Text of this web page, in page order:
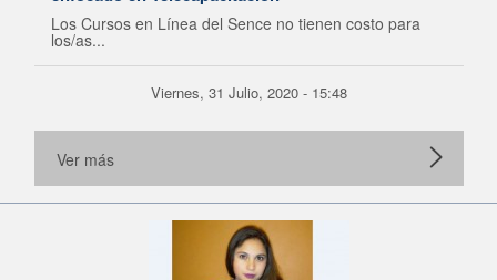
Los Cursos en Línea del Sence no tienen costo para
los/as...
Viernes, 31 Julio, 2020 - 15:48
Ver más